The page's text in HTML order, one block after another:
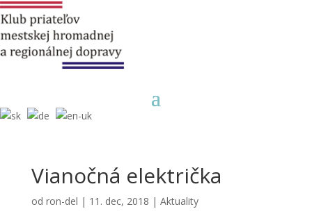
Vianočná električka
od ron-del | 11. dec, 2018 | Aktuality